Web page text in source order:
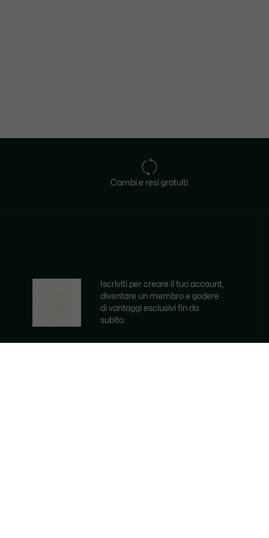
Cambi e resi gratuiti
Iscriviti per creare il tuo account,
diventare un membro e godere
di vantaggi esclusivi fin da
subito.